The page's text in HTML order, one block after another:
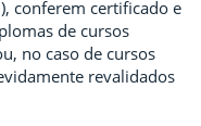
), conferem certificado e
de cursos
no caso de cursos
revalidados